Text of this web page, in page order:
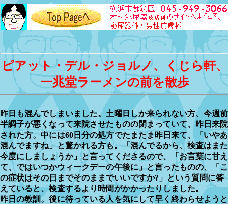
ピアット・デル・ジョルノ、くじら軒、
一兆堂ラーメンの前を散歩
昨日も混んでしまいました。土曜日しか来られない方、今週前
半調子が悪くなって来院させたものの閉まっていて、昨日来院
された方。中には60日分の処方でたまたま昨日来て、「いやあ
混んでますね」と驚かれる方も。「混んでるから、検査はまた
今度にしましょうか」と言ってくださるので、「お言葉に甘え
て、ではいつかウィークデーの午後に」と言ったものの、「こ
の症状はその日までそのままでいいですか?」という質問に答
えていると、検査するより時間がかかったりしました。
昨日の教訓。後に待っている人を気にして早く終わらせようと